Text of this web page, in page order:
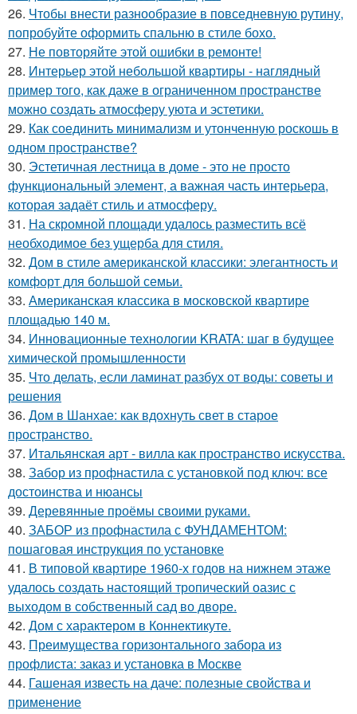
26. Чтобы внести разнообразие в повседневную рутину,
попробуйте оформить спальню в стиле бохо.
27. Не повторяйте этой ошибки в ремонте!
28. Интерьер этой небольшой квартиры - наглядный
пример того, как даже в ограниченном пространстве
можно создать атмосферу уюта и эстетики.
29. Как соединить минимализм и утонченную роскошь в
одном пространстве?
30. Эстетичная лестница в доме - это не просто
функциональный элемент, а важная часть интерьера,
которая задаёт стиль и атмосферу.
31. На скромной площади удалось разместить всё
необходимое без ущерба для стиля.
32. Дом в стиле американской классики: элегантность и
комфорт для большой семьи.
33. Американская классика в московской квартире
площадью 140 м.
34. Инновационные технологии KRATA: шаг в будущее
химической промышленности
35. Что делать, если ламинат разбух от воды: советы и
решения
36. Дом в Шанхае: как вдохнуть свет в старое
пространство.
37. Итальянская арт - вилла как пространство искусства.
38. Забор из профнастила с установкой под ключ: все
достоинства и нюансы
39. Деревянные проёмы своими руками.
40. ЗАБОР из профнастила с ФУНДАМЕНТОМ:
пошаговая инструкция по установке
41. В типовой квартире 1960-х годов на нижнем этаже
удалось создать настоящий тропический оазис с
выходом в собственный сад во дворе.
42. Дом с характером в Коннектикуте.
43. Преимущества горизонтального забора из
профлиста: заказ и установка в Москве
44. Гашеная известь на даче: полезные свойства и
применение